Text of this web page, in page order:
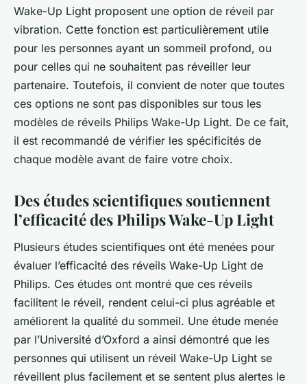
Wake-Up Light proposent une option de réveil par
vibration. Cette fonction est particulièrement utile
pour les personnes ayant un sommeil profond, ou
pour celles qui ne souhaitent pas réveiller leur
partenaire. Toutefois, il convient de noter que toutes
ces options ne sont pas disponibles sur tous les
modèles de réveils Philips Wake-Up Light. De ce fait,
il est recommandé de vérifier les spécificités de
chaque modèle avant de faire votre choix.
Des études scientifiques soutiennent
l’efficacité des Philips Wake-Up Light
Plusieurs études scientifiques ont été menées pour
évaluer l’efficacité des réveils Wake-Up Light de
Philips. Ces études ont montré que ces réveils
facilitent le réveil, rendent celui-ci plus agréable et
améliorent la qualité du sommeil. Une étude menée
par l’Université d’Oxford a ainsi démontré que les
personnes qui utilisent un réveil Wake-Up Light se
réveillent plus facilement et se sentent plus alertes le